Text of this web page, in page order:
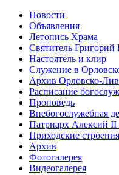
Новости
Объявления
Летопись Храма
Святитель Григорий
Настоятель и клир
Служение в
Архив Орловско-
Расписание
Проповедь
Внебогослужебная
Патриарх Алексий
Приходские строения
Архив
Фотогалерея
Видеогалерея